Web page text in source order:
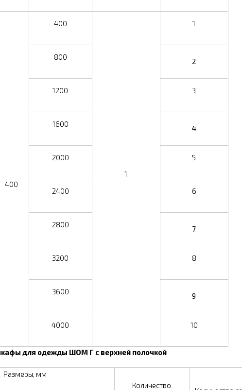
400
400
1
1
800 2
1200 3
1600 4
2000 5
2400 6
2800 7
3200 8
3600 9
4000 10
для одежды ШОМ Г с верхней полочкой
Размеры, мм
Количество